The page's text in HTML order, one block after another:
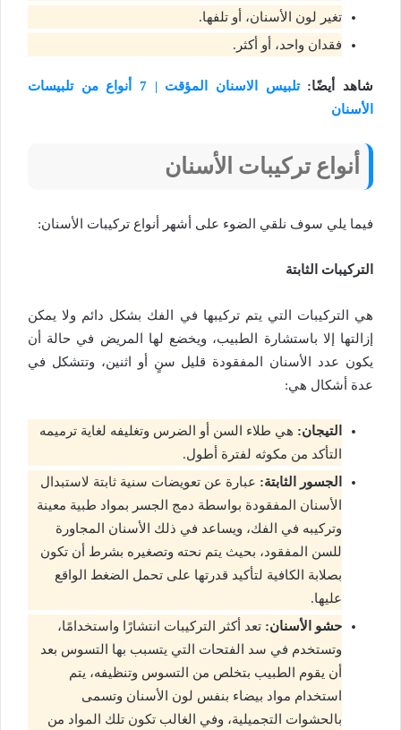
تغير لون الأسنان، أو تلفها.
فقدان واحد، أو أكثر.
شاهد أيضًا:
تلبيس الاسنان المؤقت | 7 أنواع من تلبيسات
الأسنان
أنواع تركيبات الأسنان
فيما يلي سوف نلقي الضوء على أشهر أنواع تركيبات الأسنان:
التركيبات الثابتة
هي التركيبات التي يتم تركيبها في الفك بشكل دائم ولا يمكن
إزالتها إلا باستشارة الطبيب، ويخضع لها المريض في حالة أن
يكون عدد الأسنان المفقودة قليل سنٍ أو اثنين، وتتشكل في
عدة أشكال هي:
التيجان: هي طلاء السن أو الضرس وتغليفه لغاية ترميمه
التأكد من مكوثه لفترة أطول.
الجسور الثابتة: عبارة عن تعويضات سنية ثابتة لاستبدال
الأسنان المفقودة بواسطة دمج الجسر بمواد طبية معينة
وتركيبه في الفك، ويساعد في ذلك الأسنان المجاورة
للسن المفقود، بحيث يتم نحته وتصغيره بشرط أن تكون
بصلابة الكافية لتأكيد قدرتها على تحمل الضغط الواقع
عليها.
حشو الأسنان: تعد أكثر التركيبات انتشارًا واستخدامًا،
وتستخدم في سد الفتحات التي يتسبب بها التسوس بعد
أن يقوم الطبيب بتخلص من التسوس وتنظيفه، يتم
استخدام مواد بيضاء بنفس لون الأسنان وتسمى
بالحشوات التجميلية، وفي الغالب تكون تلك المواد من